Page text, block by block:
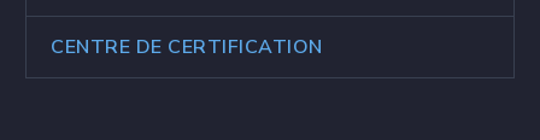
CENTRE DE CERTIFICATION